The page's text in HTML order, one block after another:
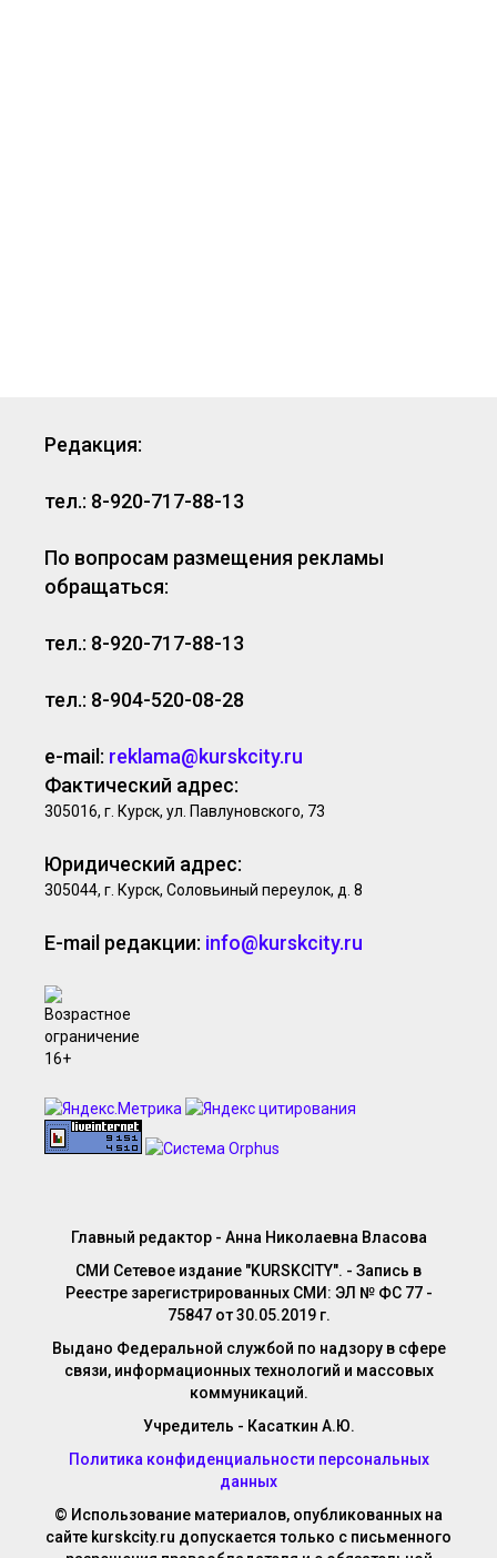
Редакция:
тел.: 8-920-717-88-13
По вопросам размещения рекламы
обращаться:
тел.: 8-920-717-88-13
тел.: 8-904-520-08-28
e-mail: reklama@kurskcity.ru
Фактический адрес:
305016, г. Курск, ул. Павлуновского, 73
Юридический адрес:
305044, г. Курск, Соловьиный переулок, д. 8
E-mail редакции: info@kurskcity.ru
Главный редактор - Анна Николаевна Власова
СМИ Сетевое издание "KURSKCITY". - Запись в
Реестре зарегистрированных СМИ: ЭЛ № ФС 77 -
75847 от 30.05.2019 г.
Выдано Федеральной службой по надзору в сфере
связи, информационных технологий и массовых
коммуникаций.
Учредитель - Касаткин А.Ю.
Политика конфиденциальности персональных
данных
© Использование материалов, опубликованных на
сайте kurskcity.ru допускается только с письменного